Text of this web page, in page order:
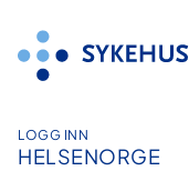
innhold
LOGG INN
HELSENORGE